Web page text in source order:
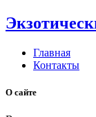
Главная
Контакты
О сайте